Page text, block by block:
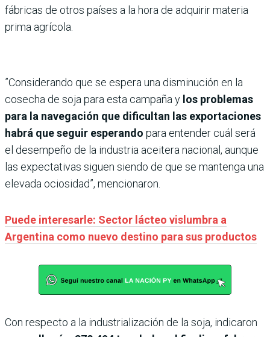
fábricas de otros países a la hora de adquirir materia
prima agrícola.
”Considerando que se espera una disminución en la
cosecha de soja para esta campaña y los problemas
para la navegación que dificultan las exportaciones
habrá que seguir esperando para entender cuál será
el desempeño de la industria aceitera nacional, aunque
las expectativas siguen siendo de que se mantenga una
elevada ociosidad”, mencionaron.
Puede interesarle: Sector lácteo vislumbra a
Argentina como nuevo destino para sus productos
Con respecto a la industrialización de la soja, indicaron